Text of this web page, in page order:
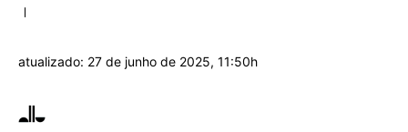
atualizado: 27 de junho de 2025, 11:50h